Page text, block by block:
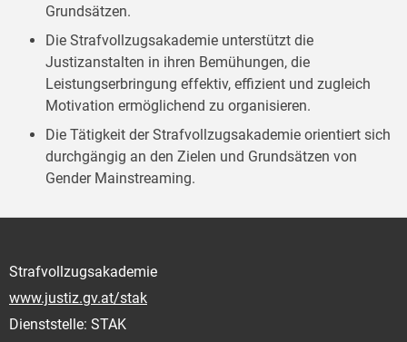
Grundsätzen.
Die Strafvollzugsakademie unterstützt die
Justizanstalten in ihren Bemühungen, die
Leistungserbringung effektiv, effizient und zugleich
Motivation ermöglichend zu organisieren.
Die Tätigkeit der Strafvollzugsakademie orientiert sich
durchgängig an den Zielen und Grundsätzen von
Gender Mainstreaming.
Strafvollzugsakademie
www.justiz.gv.at/stak
Dienststelle: STAK